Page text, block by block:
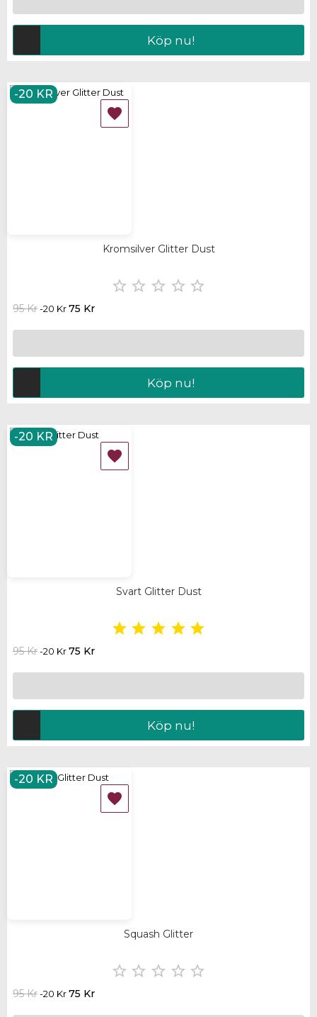
Köp nu!
-20 KR

Kromsilver Glitter Dust
    
95 Kr-20 Kr75 Kr
Köp nu!
-20 KR

Svart Glitter Dust
    
95 Kr-20 Kr75 Kr
Köp nu!
-20 KR

Squash Glitter
    
95 Kr-20 Kr75 Kr